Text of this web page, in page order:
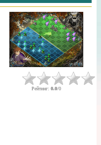
Рейтинг: 0.0/0